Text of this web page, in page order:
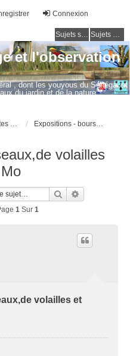
Connexion
Sujets sans réponse Sujets actifs
et l'observation
, dont les youyous du Sénégal et
du jardin et de la nature.
volailles
Rechercher
1 Sur 1
volailles et